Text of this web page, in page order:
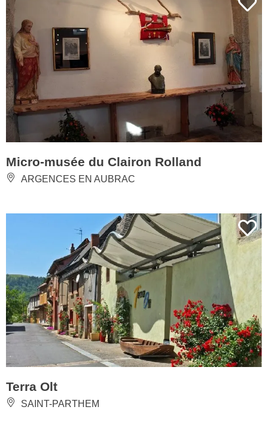
Micro-musée du Clairon Rolland
ARGENCES EN AUBRAC
Terra Olt
SAINT-PARTHEM